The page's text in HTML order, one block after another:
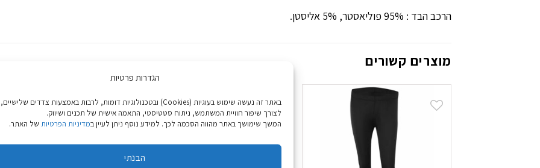
הגדרות פרטיות
באתר זה נעשה שימוש בעוגיות (Cookies) ובטכנולוגיות דומות, לרבות באמצעות צדדים שלישיים,
לצורך שיפור חוויית המשתמש, ניתוח סטטיסטי, התאמה אישית של תכנים ושיווק.
המשך שימושך באתר מהווה הסכמה לכך. למידע נוסף ניתן לעיין במדיניות הפרטיות של האתר.
הבנתי
הרכב הבד : 95% פוליאסטר, 5% אליסטן.
מוצרים קשורים